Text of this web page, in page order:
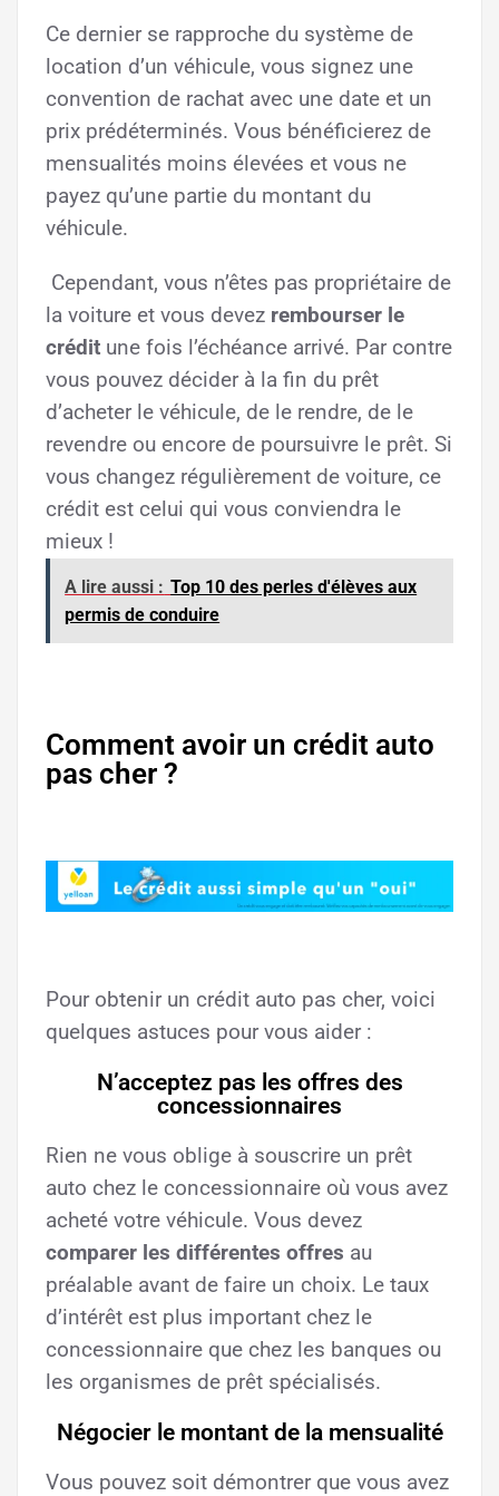
Ce dernier se rapproche du système de
location d’un véhicule, vous signez une
convention de rachat avec une date et un
prix prédéterminés. Vous bénéficierez de
mensualités moins élevées et vous ne
payez qu’une partie du montant du
véhicule.
Cependant, vous n’êtes pas propriétaire de
la voiture et vous devez rembourser le
crédit une fois l’échéance arrivé. Par contre
vous pouvez décider à la fin du prêt
d’acheter le véhicule, de le rendre, de le
revendre ou encore de poursuivre le prêt. Si
vous changez régulièrement de voiture, ce
crédit est celui qui vous conviendra le
mieux !
A lire aussi : Top 10 des perles d'élèves aux
permis de conduire
Comment avoir un crédit auto
pas cher ?
Pour obtenir un crédit auto pas cher, voici
quelques astuces pour vous aider :
N’acceptez pas les offres des
concessionnaires
Rien ne vous oblige à souscrire un prêt
auto chez le concessionnaire où vous avez
acheté votre véhicule. Vous devez
comparer les différentes offres au
préalable avant de faire un choix. Le taux
d’intérêt est plus important chez le
concessionnaire que chez les banques ou
les organismes de prêt spécialisés.
Négocier le montant de la mensualité
Vous pouvez soit démontrer que vous avez